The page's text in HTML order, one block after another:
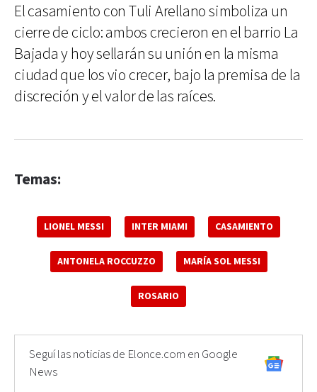
El casamiento con Tuli Arellano simboliza un
cierre de ciclo: ambos crecieron en el barrio La
Bajada y hoy sellarán su unión en la misma
ciudad que los vio crecer, bajo la premisa de la
discreción y el valor de las raíces.
Temas:
LIONEL MESSI INTER MIAMI CASAMIENTO
ANTONELA ROCCUZZO MARÍA SOL MESSI
ROSARIO
Seguí las noticias de Elonce.com en Google
News